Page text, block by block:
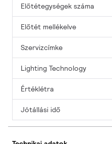
Előtétegységek száma
Előtét mellékelve
Szervizcímke
Lighting Technology
Értéklétra
Jótállási idő